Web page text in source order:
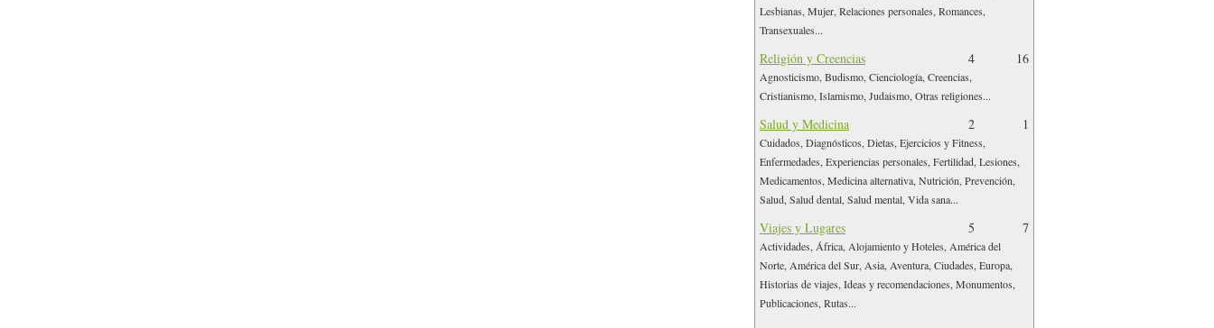
Lesbianas, Mujer, Relaciones personales, Romances,
Transexuales...
Religión y Creencias 4 16
Agnosticismo, Budismo, Cienciología, Creencias,
Cristianismo, Islamismo, Judaismo, Otras religiones...
Salud y Medicina 2 1
Cuidados, Diagnósticos, Dietas, Ejercicios y Fitness,
Enfermedades, Experiencias personales, Fertilidad, Lesiones,
Medicamentos, Medicina alternativa, Nutrición, Prevención,
Salud, Salud dental, Salud mental, Vida sana...
Viajes y Lugares 5 7
Actividades, África, Alojamiento y Hoteles, América del
Norte, América del Sur, Asia, Aventura, Ciudades, Europa,
Historias de viajes, Ideas y recomendaciones, Monumentos,
Publicaciones, Rutas...